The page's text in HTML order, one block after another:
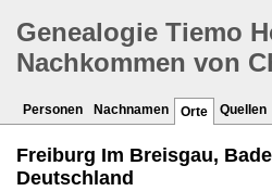
Genealogie Tiemo
Nachkommen von
Personen Nachnamen Orte Quellen
Freiburg Im Breisgau,
Deutschland